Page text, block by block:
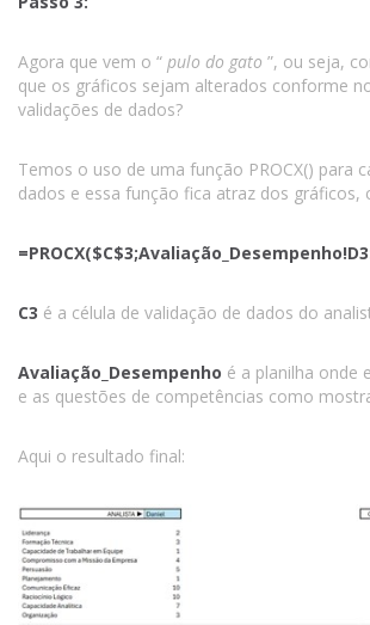
Agora que vem o “ pulo do gato ”, ou seja,
que os gráficos sejam alterados conforme
validações de dados?
Temos o uso de uma função PROCX() para
dados e essa função fica atraz dos gráficos,
C3 é a célula de validação de dados do
Avaliação_Desempenho é a planilha onde
e as questões de competências como
Aqui o resultado final: